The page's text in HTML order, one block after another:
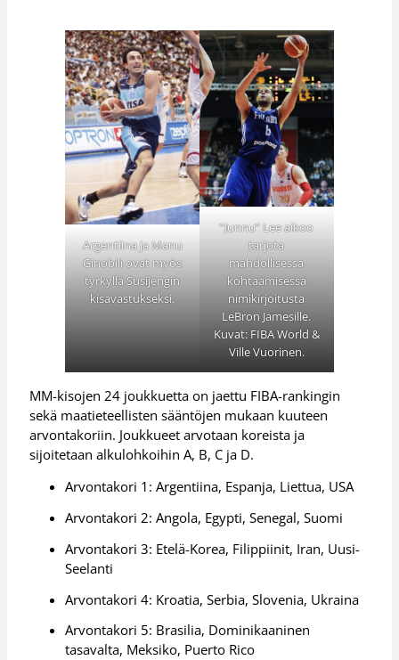
Argentiina ja Manu
Ginobili ovat myös
tyrkyllä Susijengin
kisavastukseksi.
”Junnu” Lee aikoo
tarjota
mahdollisessa
kohtaamisessa
nimikirjoitusta
LeBron Jamesille.
Kuvat: FIBA World &
Ville Vuorinen.
MM-kisojen 24 joukkuetta on jaettu FIBA-rankingin
sekä maatieteellisten sääntöjen mukaan kuuteen
arvontakoriin. Joukkueet arvotaan koreista ja
sijoitetaan alkulohkoihin A, B, C ja D.
Arvontakori 1: Argentiina, Espanja, Liettua, USA
Arvontakori 2: Angola, Egypti, Senegal, Suomi
Arvontakori 3: Etelä-Korea, Filippiinit, Iran, Uusi-
Seelanti
Arvontakori 4: Kroatia, Serbia, Slovenia, Ukraina
Arvontakori 5: Brasilia, Dominikaaninen
tasavalta, Meksiko, Puerto Rico